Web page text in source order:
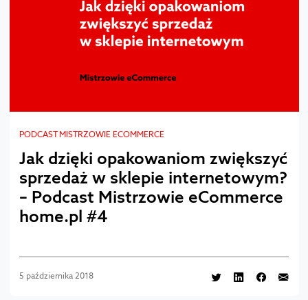
PODCAST MISTRZOWIE ECOMMERCE
Jak dzięki opakowaniom zwiększyć
sprzedaż w sklepie internetowym?
– Podcast Mistrzowie eCommerce
home.pl #4
5 października 2018